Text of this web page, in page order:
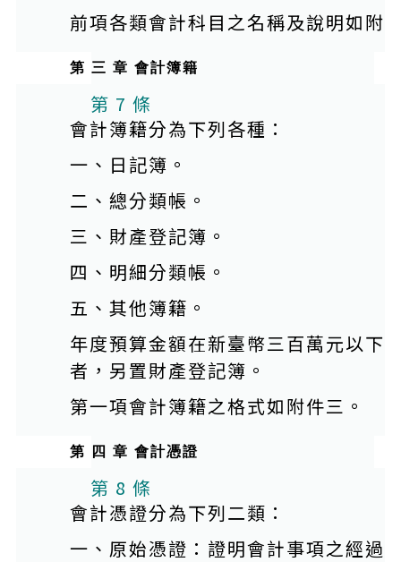
前項各類會計科目之名稱及說明如附
第 三 章 會計簿籍
本條文有附件
第 7 條
會計簿籍分為下列各種：
一、日記簿。
二、總分類帳。
三、財產登記簿。
四、明細分類帳。
五、其他簿籍。
年度預算金額在新臺幣三百萬元以下
者，另置財產登記簿。
第一項會計簿籍之格式如附件三。
第 四 章 會計憑證
第 8 條
會計憑證分為下列二類：
一、原始憑證：證明會計事項之經過